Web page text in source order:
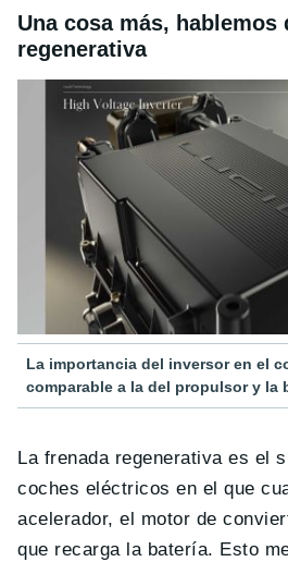
Una cosa más, hablemos
regenerativa
La importancia del inversor en el
comparable a la del propulsor y la
La frenada regenerativa es el
coches eléctricos en el que
acelerador, el motor de
que recarga la batería. Esto